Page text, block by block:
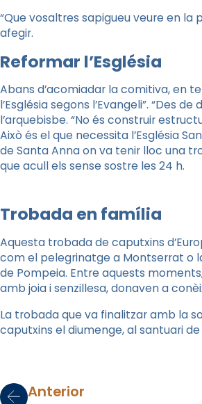
“Que vosaltres sapigueu veure en la
afegir.
Reformar l’Església
Abans d’acomiadar la comitiva, en
l’Església segons l’Evangeli”. “Des
l’arquebisbe. “No és construir
Això és el que necessita l’Església
de Santa Anna on va tenir lloc una
que acull els sense sostre les 24 h.
Trobada en família
Aquesta trobada de caputxins
com el pelegrinatge a Montserrat o
de Pompeia. Entre aquests
amb joia i senzillesa, donaven a
La trobada que va finalitzar amb la
caputxins el diumenge, al santuari
Anterior